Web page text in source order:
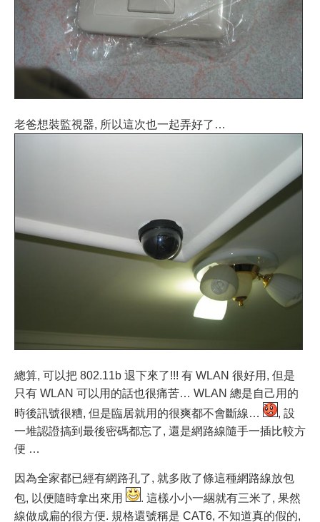
老爸想裝監視器, 所以這次也一起弄好了…
總算, 可以把 802.11b 退下來了!!! 有 WLAN 很好用, 但是
只有 WLAN 可以用的話也很痛苦… WLAN 總是自己用的
時後訊號很糟, 但是臨居就用的很爽都不會斷線…
, 設
一堆認證搞到最後密碼都忘了, 還是網路線隨手一插比較方
便 …
因為全家都已經有網路孔了, 就多敗了條這種網路線放包
包, 以便隨時拿出來用
. 這樣小小一綑就有三米了, 果然
線做成扁的很方便. 規格還號稱是 CAT6, 不知道真的假的,